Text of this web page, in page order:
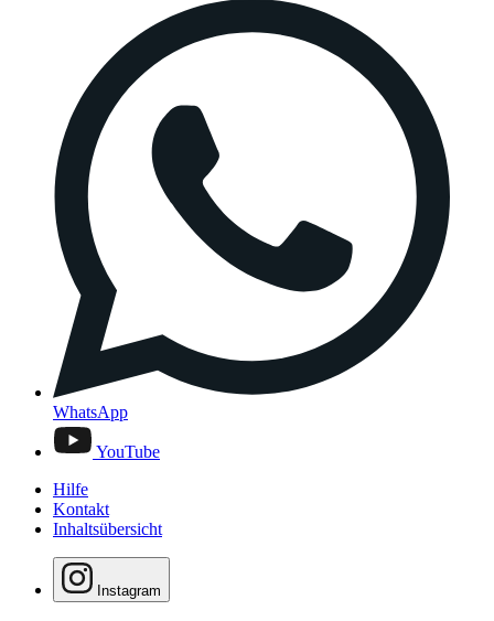
WhatsApp
YouTube
Hilfe
Kontakt
Inhaltsübersicht
Instagram